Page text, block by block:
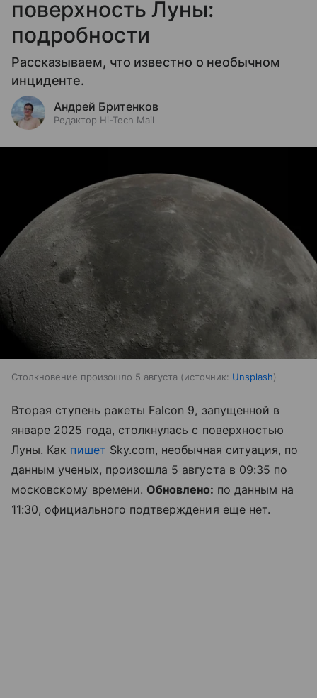
поверхность Луны:
подробности
Рассказываем, что известно о необычном
инциденте.
Андрей Бритенков
Редактор Hi-Tech Mail
Столкновение произошло 5 августа источник: Unsplash
Вторая ступень ракеты Falcon 9, запущенной в
январе 2025 года, столкнулась с поверхностью
Луны. Как пишет Sky.com, необычная ситуация, по
данным ученых, произошла 5 августа в 09:35 по
московскому времени. Обновлено: по данным на
11:30, официального подтверждения еще нет.